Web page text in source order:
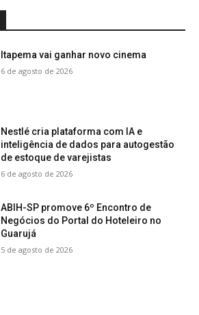
Itapema vai ganhar novo cinema
6 de agosto de 2026
Nestlé cria plataforma com IA e
inteligência de dados para autogestão
de estoque de varejistas
6 de agosto de 2026
ABIH-SP promove 6º Encontro de
Negócios do Portal do Hoteleiro no
Guarujá
5 de agosto de 2026